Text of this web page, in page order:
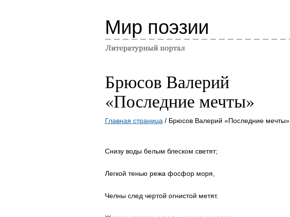
Мир поэзии
Брюсов Валерий
«Последние мечты»
Главная страница / Брюсов Валерий «Последние мечты»
Снизу воды белым блеском светят;
Легкой тенью режа фосфор моря,
Челны след чертой огнистой метят.